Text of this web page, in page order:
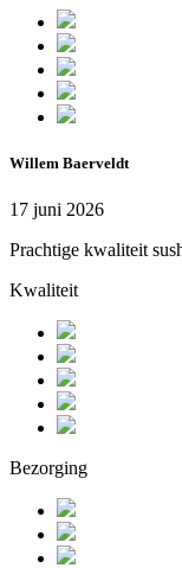
Willem Baerveldt
17 juni 2026
Prachtige kwaliteit
Kwaliteit
Bezorging